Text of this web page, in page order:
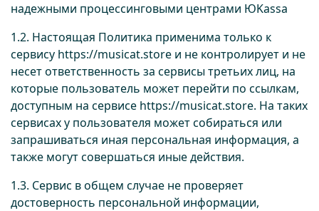
надежными процессинговыми центрами ЮKassa
1.2. Настоящая Политика применима только к
сервису https://musicat.store и не контролирует и не
несет ответственность за сервисы третьих лиц, на
которые пользователь может перейти по ссылкам,
доступным на сервисе https://musicat.store. На таких
сервисах у пользователя может собираться или
запрашиваться иная персональная информация, а
также могут совершаться иные действия.
1.3. Сервис в общем случае не проверяет
достоверность персональной информации,